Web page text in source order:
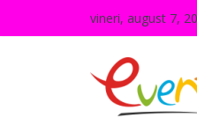
la
vineri, august 7,